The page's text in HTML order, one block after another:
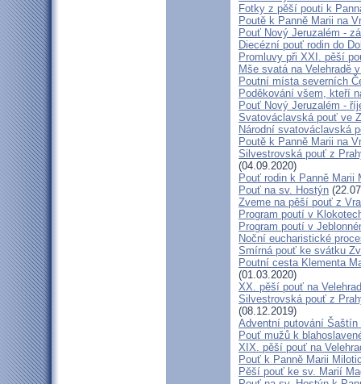
Fotky z pěší pouti k
Poutě k Panně Marii na
Pouť Nový Jeruzalém -
Diecézní pouť rodin do
Promluvy při XXI. pěší
Mše svatá na Velehradě
Poutní místa severních
Poděkování všem, kteří
Pouť Nový Jeruzalém -
Svatováclavská pouť ve
Národní svatováclavská
Poutě k Panně Marii na
Silvestrovská pouť z
(04.09.2020)
Pouť rodin k Panně Marii
Pouť na sv. Hostýn
Zveme na pěší pouť z
Program poutí v
Program poutí v
Noční eucharistické
Smírná pouť ke svátku
Poutní cesta Klementa
(01.03.2020)
XX. pěší pouť na
Silvestrovská pouť z
(08.12.2019)
Adventní putování Šaštín
Pouť mužů k
XIX. pěší pouť na
Pouť k Panně Marii
Pěší pouť ke sv. Marií